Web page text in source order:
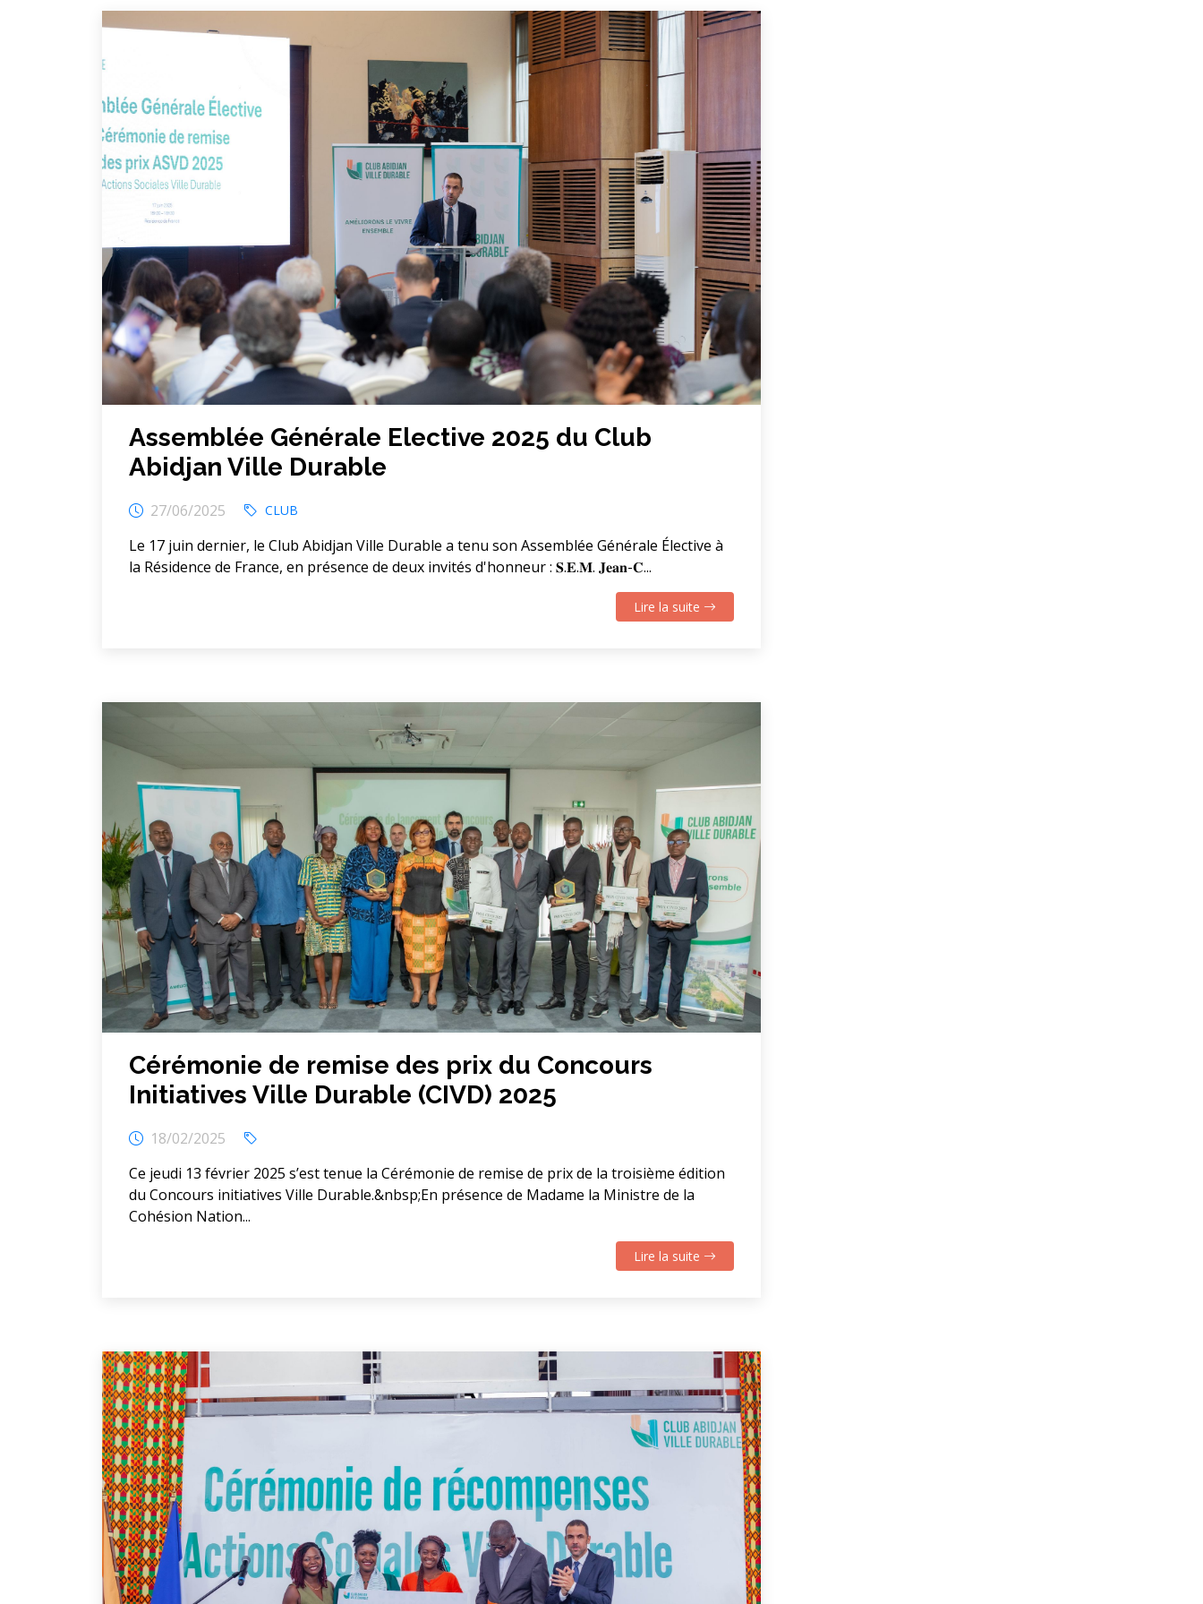
Assemblée Générale Elective 2025 du Club
Abidjan Ville Durable
27/06/2025 CLUB
Le 17 juin dernier, le Club Abidjan Ville Durable a tenu son Assemblée Générale Élective à
la Résidence de France, en présence de deux invités d'honneur : 𝐒.𝐄.𝐌. 𝐉𝐞𝐚𝐧-𝐂...
Lire la suite
Cérémonie de remise des prix du Concours
Initiatives Ville Durable (CIVD) 2025
18/02/2025
Ce jeudi 13 février 2025 s’est tenue la Cérémonie de remise de prix de la troisième édition
du Concours initiatives Ville Durable.&nbsp;En présence de Madame la Ministre de la
Cohésion Nation...
Lire la suite